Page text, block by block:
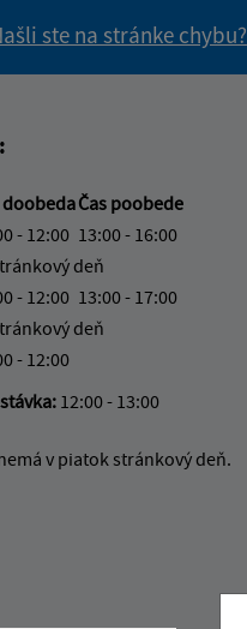
ste na stránke chybu?
doobedaČas poobede
- 12:00 13:00 - 16:00
deň
- 12:00 13:00 - 17:00
deň
- 12:00
12:00 - 13:00
v piatok stránkový deň.